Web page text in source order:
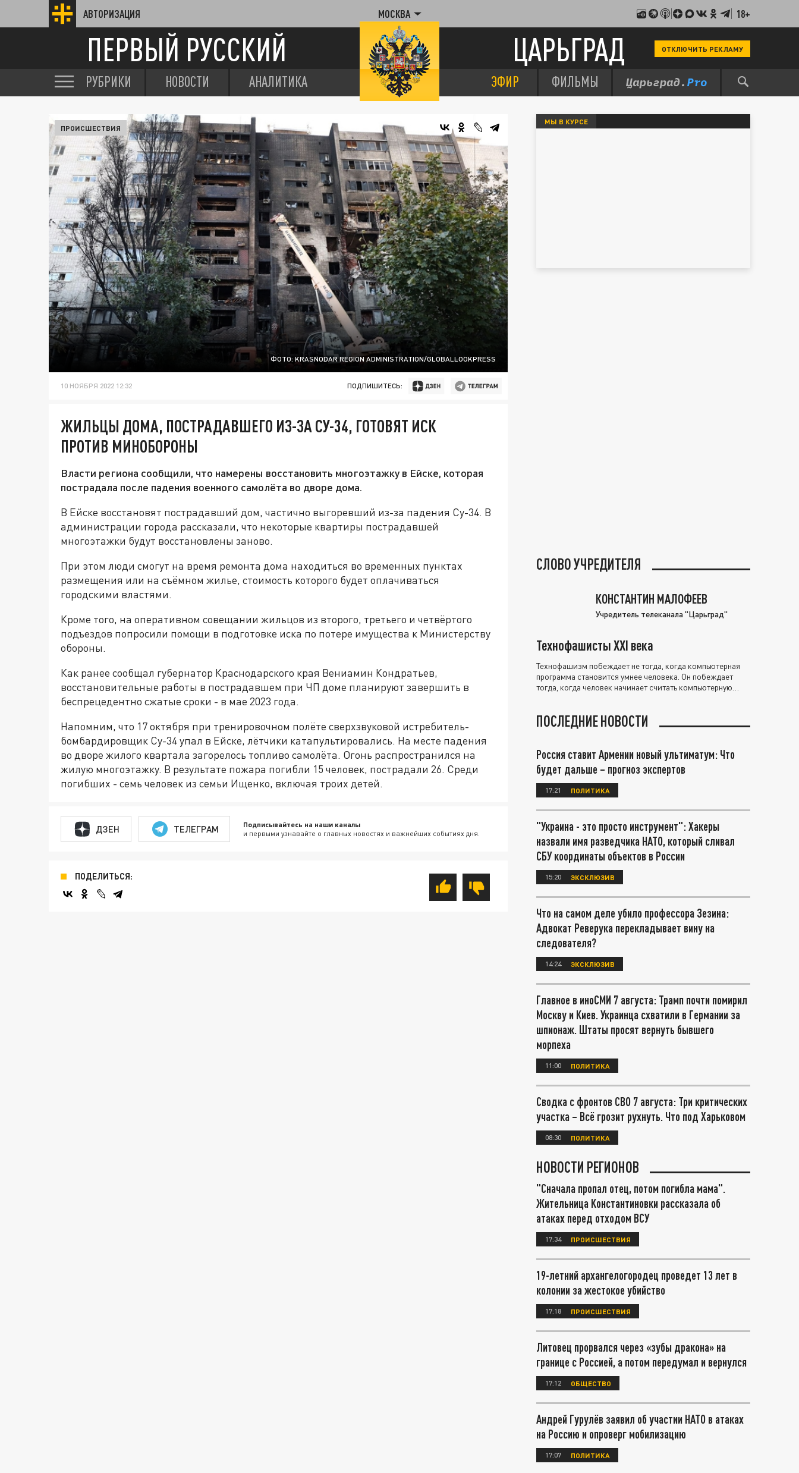
АВТОРИЗАЦИЯ МОСКВА 18+
ПЕРВЫЙ РУССКИЙ ЦАРЬГРАД ОТКЛЮЧИТЬ РЕКЛАМУ
РУБРИКИ НОВОСТИ АНАЛИТИКА ЭФИР ФИЛЬМЫ
ФОТО: KRASNODAR REGION ADMINISTRATION/GLOBALLOOKPRESS
ПРОИСШЕСТВИЯ
10 НОЯБРЯ 2022 12:32 ПОДПИШИТЕСЬ:
ЖИЛЬЦЫ ДОМА, ПОСТРАДАВШЕГО ИЗ-ЗА СУ-34, ГОТОВЯТ ИСК
ПРОТИВ МИНОБОРОНЫ
Власти региона сообщили, что намерены восстановить многоэтажку в Ейске, которая
пострадала после падения военного самолёта во дворе дома.
В Ейске восстановят пострадавший дом, частично выгоревший из-за падения Су-34. В
администрации города рассказали, что некоторые квартиры пострадавшей
многоэтажки будут восстановлены заново.
При этом люди смогут на время ремонта дома находиться во временных пунктах
размещения или на съёмном жилье, стоимость которого будет оплачиваться
городскими властями.
Кроме того, на оперативном совещании жильцов из второго, третьего и четвёртого
подъездов попросили помощи в подготовке иска по потере имущества к Министерству
обороны.
Как ранее сообщал губернатор Краснодарского края Вениамин Кондратьев,
восстановительные работы в пострадавшем при ЧП доме планируют завершить в
беспрецедентно сжатые сроки - в мае 2023 года.
Напомним, что 17 октября при тренировочном полёте сверхзвуковой истребитель-
бомбардировщик Су-34 упал в Ейске, лётчики катапультировались. На месте падения
во дворе жилого квартала загорелось топливо самолёта. Огонь распространился на
жилую многоэтажку. В результате пожара погибли 15 человек, пострадали 26. Среди
погибших - семь человек из семьи Ищенко, включая троих детей.
ДЗЕН ТЕЛЕГРАМ Подписывайтесь на наши каналы
и первыми узнавайте о главных новостях и важнейших событиях дня.
ПОДЕЛИТЬСЯ:
МЫ В КУРСЕ
СЛОВО УЧРЕДИТЕЛЯ
КОНСТАНТИН МАЛОФЕЕВ
Учредитель телеканала "Царьград"
Технофашисты XXI века
Технофашизм побеждает не тогда, когда компьютерная
программа становится умнее человека. Он побеждает
тогда, когда человек начинает считать компьютерную
ПОСЛЕДНИЕ НОВОСТИ
Россия ставит Армении новый ультиматум: Что
будет дальше – прогноз экспертов
17:21 ПОЛИТИКА
"Украина - это просто инструмент": Хакеры
назвали имя разведчика НАТО, который сливал
СБУ координаты объектов в России
15:20 ЭКСКЛЮЗИВ
Что на самом деле убило профессора Зезина:
Адвокат Реверука перекладывает вину на
следователя?
14:24 ЭКСКЛЮЗИВ
Главное в иноСМИ 7 августа: Трамп почти помирил
Москву и Киев. Украинца схватили в Германии за
шпионаж. Штаты просят вернуть бывшего
морпеха
11:00 ПОЛИТИКА
Сводка с фронтов СВО 7 августа: Три критических
участка – Всё грозит рухнуть. Что под Харьковом
08:30 ПОЛИТИКА
НОВОСТИ РЕГИОНОВ
"Сначала пропал отец, потом погибла мама".
Жительница Константиновки рассказала об
атаках перед отходом ВСУ
17:34 ПРОИСШЕСТВИЯ
19-летний архангелогородец проведет 13 лет в
колонии за жестокое убийство
17:18 ПРОИСШЕСТВИЯ
Литовец прорвался через «зубы дракона» на
границе с Россией, а потом передумал и вернулся
17:12 ОБЩЕСТВО
Андрей Гурулёв заявил об участии НАТО в атаках
на Россию и опроверг мобилизацию
17:07 ПОЛИТИКА